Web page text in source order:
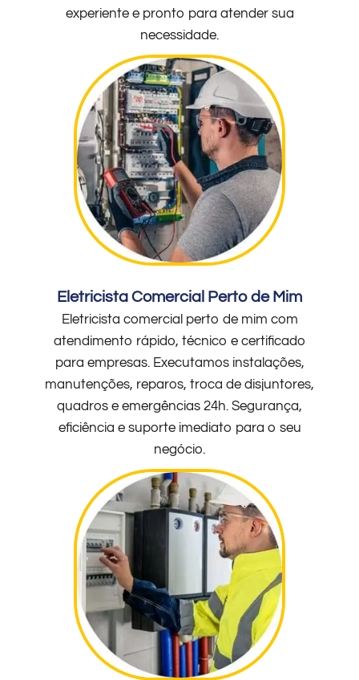
experiente e pronto para atender sua
necessidade.
Eletricista Comercial Perto de Mim
Eletricista comercial perto de mim com
atendimento rápido, técnico e certificado
para empresas. Executamos instalações,
manutenções, reparos, troca de disjuntores,
quadros e emergências 24h. Segurança,
eficiência e suporte imediato para o seu
negócio.